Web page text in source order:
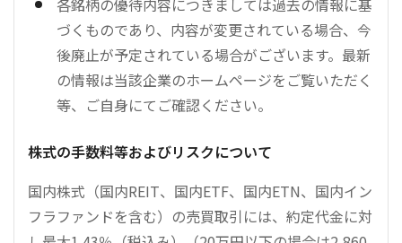
づくものであり、内容が変更されている場合、今
後廃止が予定されている場合がございます。最新
の情報は当該企業のホームページをご覧いただく
等、ご自身にてご確認ください。
株式の手数料等およびリスクについて
国内株式（国内REIT、国内ETF、国内ETN、国内イン
フラファンドを含む）の売買取引には、約定代金に対